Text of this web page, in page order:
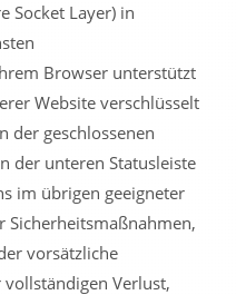
Socket Layer) in
Browser unterstützt
Website verschlüsselt
der geschlossenen
der unteren Statusleiste
im übrigen geeigneter
Sicherheitsmaßnahmen,
vorsätzliche
Verlust,